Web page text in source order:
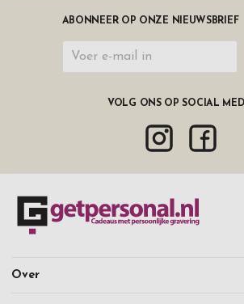
ABONNEER OP ONZE NIEUWSBRIEF
VOLG ONS OP SOCIAL
Over